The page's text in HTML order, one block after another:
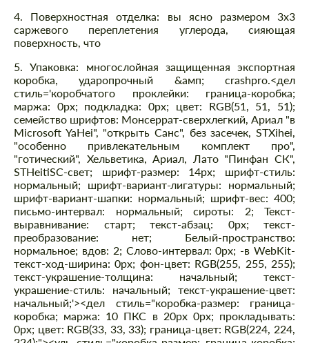
4. Поверхностная отделка: вы ясно размером 3x3
саржевого переплетения углерода, сияющая
поверхность, что
5. Упаковка: многослойная защищенная экспортная
коробка, ударопрочный &амп; crashpro.<дел
стиль='коробчатого проклейки: граница-коробка;
маржа: 0px; подкладка: 0px; цвет: RGB(51, 51, 51);
семейство шрифтов: Монсеррат-сверхлегкий, Ариал "в
Microsoft YaHei", "открыть Санс", без засечек, STXihei,
"особенно привлекательным комплект про",
"готический", Хельветика, Ариал, Лато "Пинфан СК",
STHeitiSC-свет; шрифт-размер: 14px; шрифт-стиль:
нормальный; шрифт-вариант-лигатуры: нормальный;
шрифт-вариант-шапки: нормальный; шрифт-вес: 400;
письмо-интервал: нормальный; сироты: 2; Текст-
выравнивание: старт; текст-абзац: 0px; текст-
преобразование: нет; Белый-пространство:
нормальное; вдов: 2; Слово-интервал: 0px; -в WebKit-
текст-ход-ширина: 0px; фон-цвет: RGB(255, 255, 255);
текст-украшение-толщина: начальный; текст-
украшение-стиль: начальный; текст-украшение-цвет:
начальный;'><дел стиль="коробка-размер: граница-
коробка; маржа: 10 ПКС в 20px 0px; прокладывать:
0px; цвет: RGB(33, 33, 33); граница-цвет: RGB(224, 224,